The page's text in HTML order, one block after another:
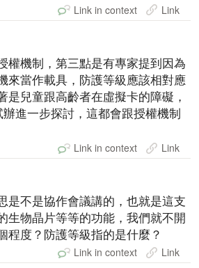
Link in context Link
權機制，第三點是有專家提到因為
來當作載具，防護等級應該相對應
是兒童跟高齡者在虛擬卡的障礙，
進一步探討，這都會跟授權機制
Link in context Link
是不是協作會議講的，也就是這支
生物晶片等等的功能，我們就不開
程度？防護等級指的是什麼？
Link in context Link